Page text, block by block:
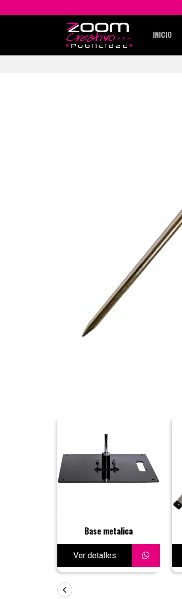
INICIO
Base metalica
Ver detalles